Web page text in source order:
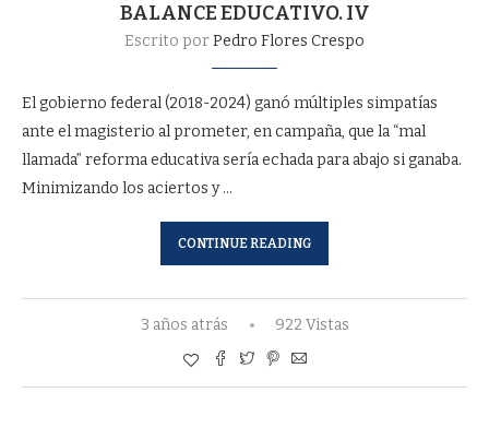
BALANCE EDUCATIVO. IV
Escrito porPedro Flores Crespo
El gobierno federal (2018-2024) ganó múltiples simpatías
ante el magisterio al prometer, en campaña, que la “mal
llamada” reforma educativa sería echada para abajo si ganaba.
Minimizando los aciertos y …
CONTINUE READING
3 años atrás 922 Vistas